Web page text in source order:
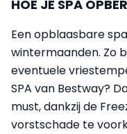
HOE JE SPA
Een opblaasbare
wintermaanden. Zo
eventuele
SPA van Bestway?
must, dankzij de
vorstschade te